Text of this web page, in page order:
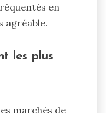
en
agréable.
les plus
marchés de